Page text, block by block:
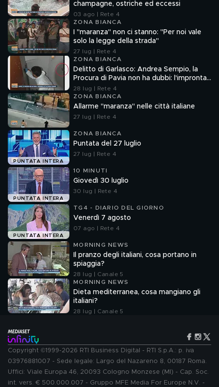
champagne, ostriche ed eccessi
03 ago | Rete 4
ZONA BIANCA
I "maranza" non ci stanno: "Per noi vale
solo la legge della strada"
27 lug | Rete 4
ZONA BIANCA
Delitto di Garlasco: Andrea Sempio, la
Procura di Pavia non ha dubbi: l'impronta
33 è la pistola fumante
28 lug | Rete 4
ZONA BIANCA
Allarme "maranza" nelle città italiane
27 lug | Rete 4
PUNTATA INTERA
ZONA BIANCA
Puntata del 27 luglio
27 lug | Rete 4
PUNTATA INTERA
10 MINUTI
Giovedì 30 luglio
30 lug | Rete 4
PUNTATA INTERA
TG4 - DIARIO DEL GIORNO
Venerdì 7 agosto
07 ago | Rete 4
MORNING NEWS
Il pranzo degli italiani, cosa portano in
spiaggia?
28 lug | Canale 5
MORNING NEWS
Dieta mediterranea, cosa mangiano gli
italiani?
28 lug | Canale 5
Copyright ©1999-2026 RTI Business Digital - RTI S.p.A.: p. iva
03976881007 - Sede legale: Largo del Nazareno 8, 00187 Roma.
Uffici: Viale Europa 46, 20093 Cologno Monzese (MI) - Cap. Soc.
int. vers. € 500.000.007 - Gruppo MFE Media For Europe N.V. -